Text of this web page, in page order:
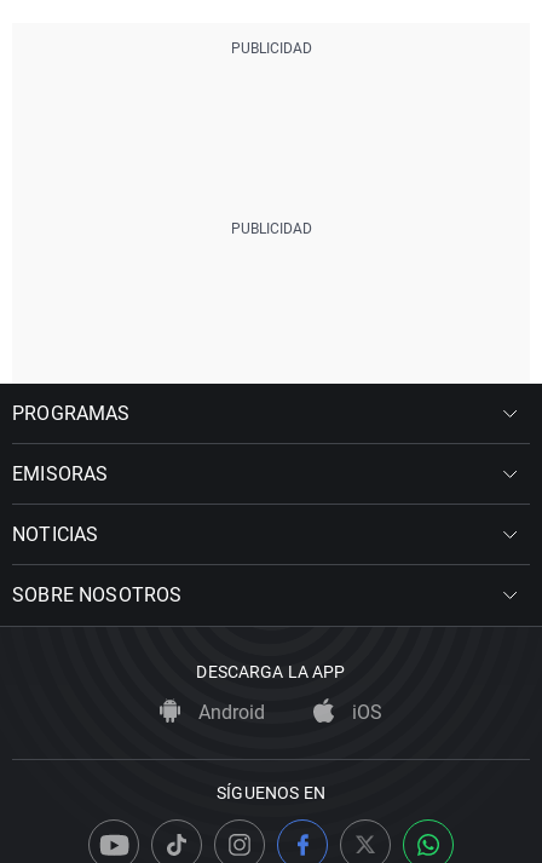
PROGRAMAS
EMISORAS
NOTICIAS
SOBRE NOSOTROS
DESCARGA LA APP
Android iOS
SÍGUENOS EN